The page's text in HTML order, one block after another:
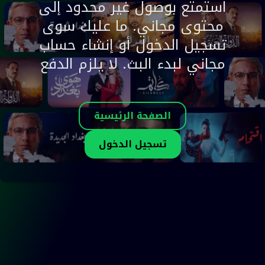
استمتع بوصول غير محدود إلى
محتوى مجاني. ما عليك سوى
تسجيل الدخول أو إنشاء حساب
مجاني لبدء البث. لا يلزم الدفع
الصفحة الرئيسية
تسجيل الدخول